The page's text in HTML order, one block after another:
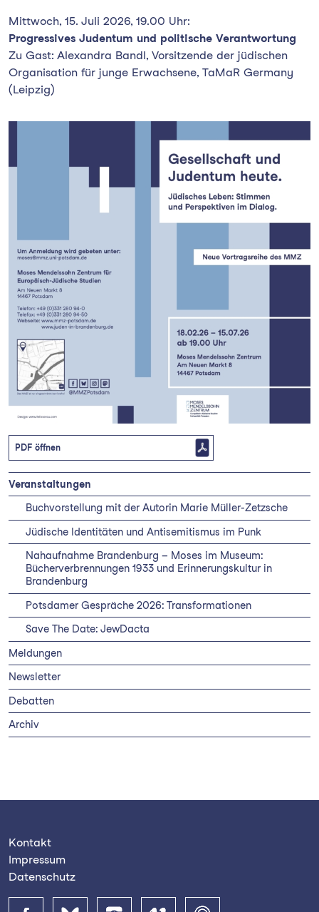
Veranstaltungen
Buchvorstellung mit der Autorin Marie Müller-Zetzsche
Jüdische Identitäten und Antisemitismus im Punk
Nahaufnahme Brandenburg – Moses im Museum:
Bücherverbrennungen 1933 und Erinnerungskultur in
Brandenburg
Potsdamer Gespräche 2026: Transformationen
Save The Date: JewDacta
Meldungen
Newsletter
Debatten
Archiv
Mittwoch, 15. Juli 2026, 19.00 Uhr:
Progressives Judentum und politische Verantwortung
Zu Gast: Alexandra Bandl, Vorsitzende der jüdischen
Organisation für junge Erwachsene, TaMaR Germany
(Leipzig)
PDF öffnen
Kontakt
Impressum
Datenschutz